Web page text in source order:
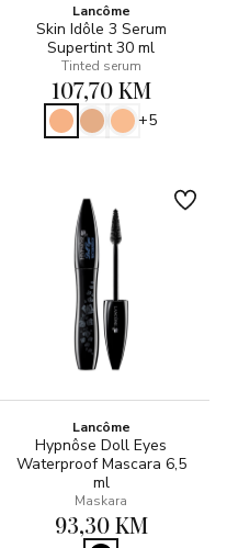
Lancôme
Skin Idôle 3 Serum
Supertint 30 ml
Tinted serum
107,70 KM
+5
Lancôme
Hypnôse Doll Eyes
Waterproof Mascara 6,5
ml
Maskara
93,30 KM